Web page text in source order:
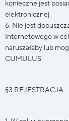
konieczne jest
elektronicznej.
6. Nie jest
Internetowego w
naruszałaby lub
CUMULUS.
§3 REJESTRACJA